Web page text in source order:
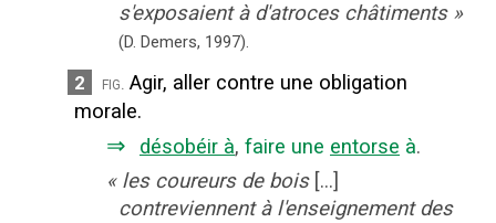
s'exposaient à d'atroces châtiments »
(D. Demers, 1997).
2 fig. Agir, aller contre une obligation
morale.
⇒ désobéir à, faire une entorse à.
« les coureurs de bois [...]
contreviennent à l'enseignement des